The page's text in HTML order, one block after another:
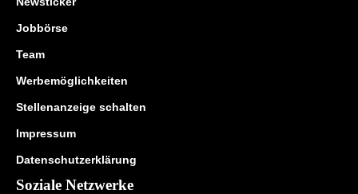
Jobbörse
Team
Werbemöglichkeiten
Stellenanzeige schalten
Impressum
Datenschutzerklärung
Soziale Netzwerke